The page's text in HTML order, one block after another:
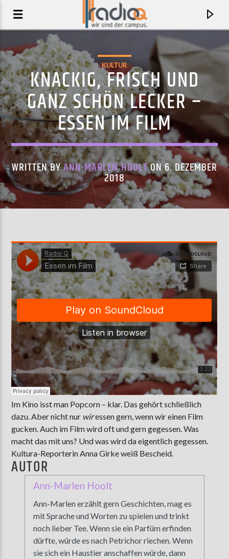
AKTUELLER TRACK
CÁLLATE
AKTUELLE SENDUNG
MOEBIUS
12:00 18:00
ZU HÖREN IN Münster90,9 MHzSteinfurt 103,9 MHz
KULTUR
KNACKIG, FRISCH UND
GANZ SCHÖN LECKER –
ESSEN IM FILM
WRITTEN BYANN-MARLEN HOOLTON 6. DEZEMBER
2018
Im Kino isst man Popcorn – klar. Das gehört schließlich
dazu. Aber nicht nur wiressen gern, wenn wir einen Film
gucken. Auch im Film wird oft und gern gegessen. Was
macht das mit uns? Und was wird da eigentlich gegessen.
Kultura-Reporterin Anna Girke weiß Bescheid.
AUTOR
Ann-Marlen Hoolt
Ann-Marlen erzählt gern Geschichten, mag es
mit Sprache und Worten zu spielen und trinkt
noch lieber Tee. Wenn sie ein Parfüm erfinden
dürfte, würde es nach Petrichor riechen. Wenn
sie sich ein Haustier anschaffen würde, dann